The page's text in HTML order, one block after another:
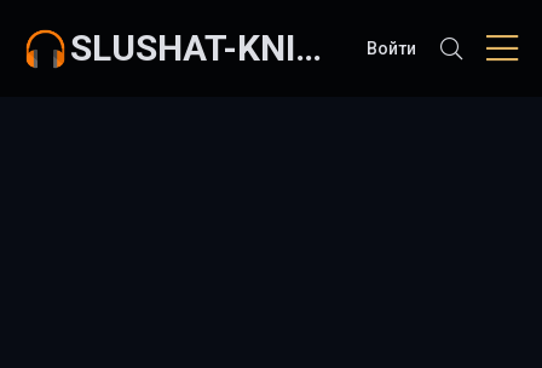
SLUSHAT-KNIGI.COM Войти